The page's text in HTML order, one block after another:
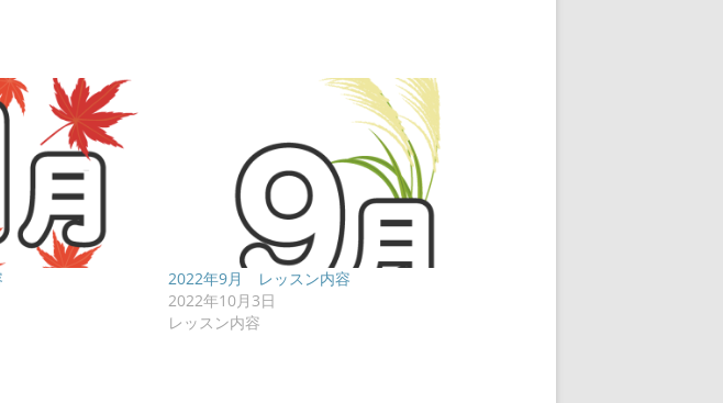
2022年9月 レッスン内容
2022年10月3日
レッスン内容